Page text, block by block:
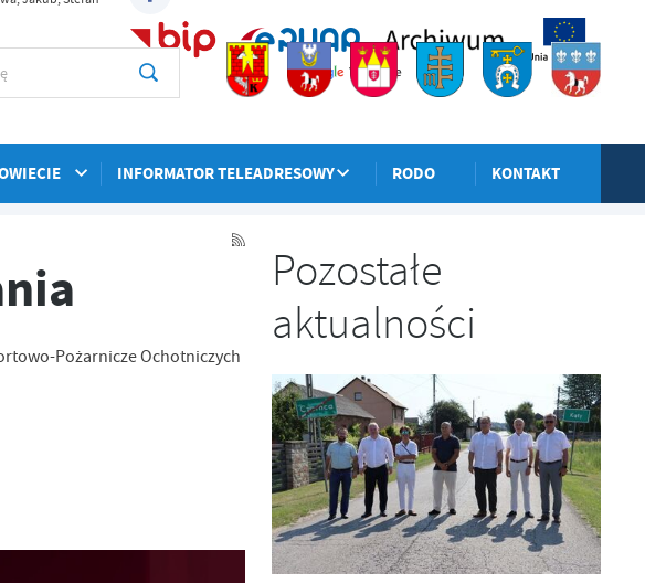
INFORMATOR TELEADRESOWY RODO KONTAKT
Pożarnicze Ochotniczych
Pozostałe
aktualności